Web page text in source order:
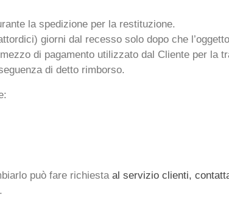
la spedizione per la restituzione.
giorni dal recesso solo dopo che
di pagamento utilizzato dal Cliente per la
di detto rimborso.
può fare richiesta al servizio clienti,